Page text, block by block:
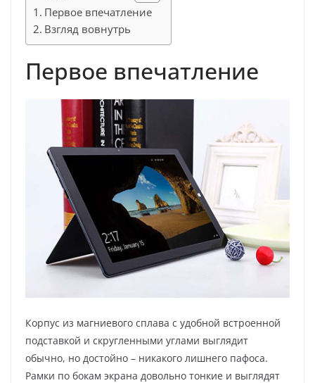
Первое впечатление
Взгляд вовнутрь
Первое впечатление
Корпус из магниевого сплава с удобной встроенной
подставкой и скругленными углами выглядит
обычно, но достойно – никакого лишнего пафоса.
Рамки по бокам экрана довольно тонкие и выглядят